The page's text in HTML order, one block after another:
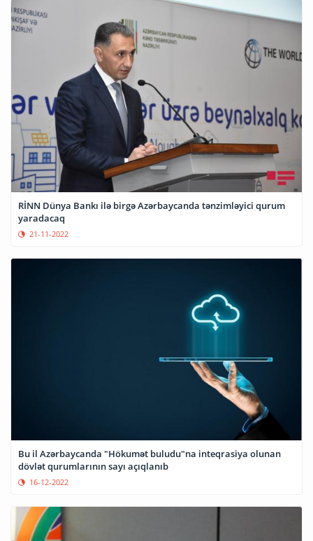
RİNN Dünya Bankı ilə birgə Azərbaycanda tənzimləyici qurum
yaradacaq
21-11-2022
Bu il Azərbaycanda "Hökumət buludu"na inteqrasiya olunan
dövlət qurumlarının sayı açıqlanıb
16-12-2022